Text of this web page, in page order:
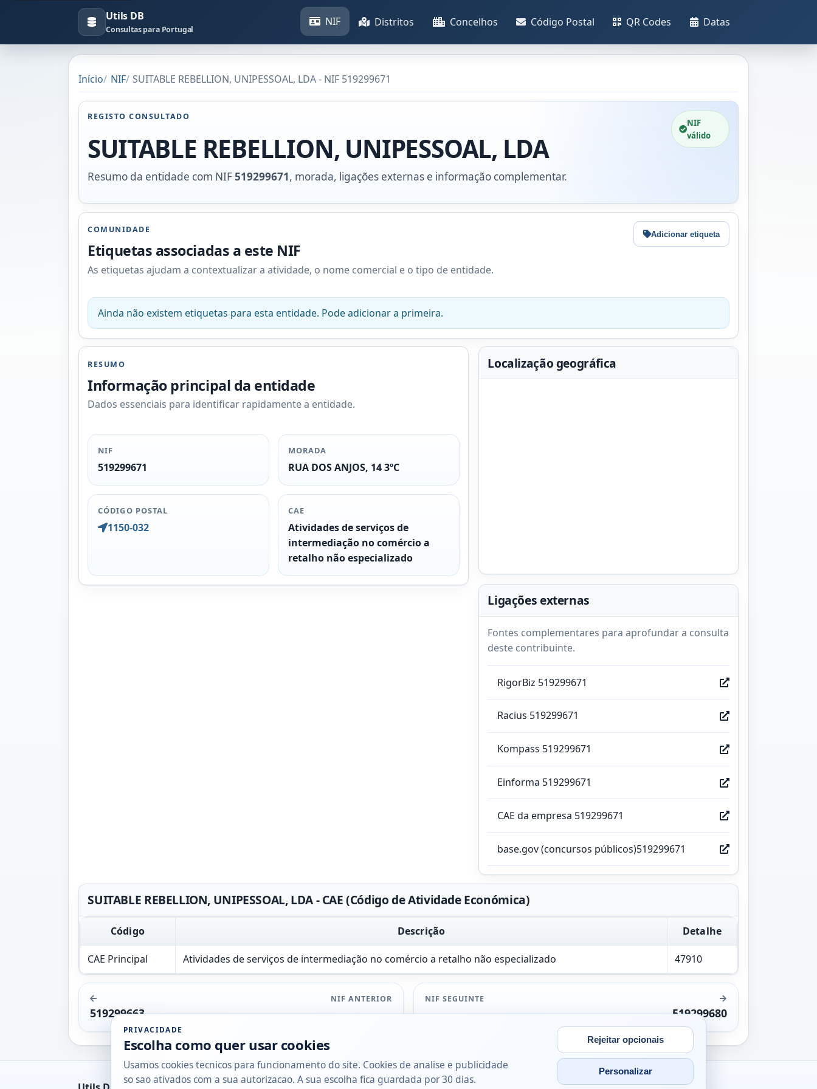
Utils DB
Consultas para Portugal
NIF Distritos Concelhos Código Postal QR Codes Datas
Início NIF SUITABLE REBELLION, UNIPESSOAL, LDA - NIF 519299671
REGISTO CONSULTADO
SUITABLE REBELLION, UNIPESSOAL, LDA
Resumo da entidade com NIF519299671, morada, ligações externas e informação complementar.
NIF
válido
COMUNIDADE
Etiquetas associadas a este NIF
As etiquetas ajudam a contextualizar a atividade, o nome comercial e o tipo de entidade.
Adicionar etiqueta
Ainda não existem etiquetas para esta entidade. Pode adicionar a primeira.
RESUMO
Informação principal da entidade
Dados essenciais para identificar rapidamente a entidade.
NIF
519299671
MORADA
RUA DOS ANJOS, 14 3ºC
CÓDIGO POSTAL
1150-032
CAE
Atividades de serviços de
intermediação no comércio a
retalho não especializado
Localização geográfica
Ligações externas
Fontes complementares para aprofundar a consulta
deste contribuinte.
RigorBiz 519299671
Racius 519299671
Kompass 519299671
Einforma 519299671
CAE da empresa 519299671
base.gov (concursos públicos)519299671
SUITABLE REBELLION, UNIPESSOAL, LDA - CAE (Código de Atividade Económica)
Código Descrição Detalhe
CAE Principal Atividades de serviços de intermediação no comércio a retalho não especializado 47910
NIF ANTERIOR
519299663
NIF SEGUINTE
519299680
PRIVACIDADE
Escolha como quer usar cookies
Usamos cookies tecnicos para funcionamento do site. Cookies de analise e publicidade
so sao ativados com a sua autorizacao. A sua escolha fica guardada por 30 dias.
Rejeitar opcionais
Personalizar